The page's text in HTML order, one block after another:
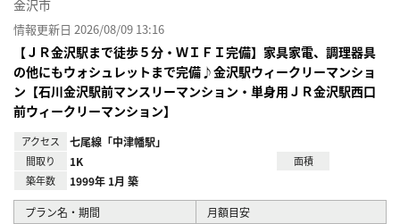
金沢市
情報更新日 2026/08/09 13:16
【ＪＲ金沢駅まで徒歩５分・ＷＩＦＩ完備】家具家電、調理器具
の他にもウォシュレットまで完備♪金沢駅ウィークリーマンショ
ン【石川金沢駅前マンスリーマンション・単身用ＪＲ金沢駅西口
前ウィークリーマンション】
アクセス 七尾線「中津幡駅」
間取り 1K
面積
築年数
1999年 1月 築
プラン名・期間 月額目安